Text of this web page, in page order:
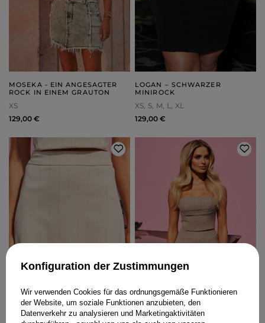
MOSEKA - EIN ANGESAGTER
ROCK IN EINEM GRAUTON
XS
129,00 €
LOGAN – SCHWARZER
MINIROCK
XS S M L
XL
129,00 €
Konfiguration der Zustimmungen
Wir verwenden Cookies für das ordnungsgemäße Funktionieren
der Website, um soziale Funktionen anzubieten, den
Datenverkehr zu analysieren und Marketingaktivitäten